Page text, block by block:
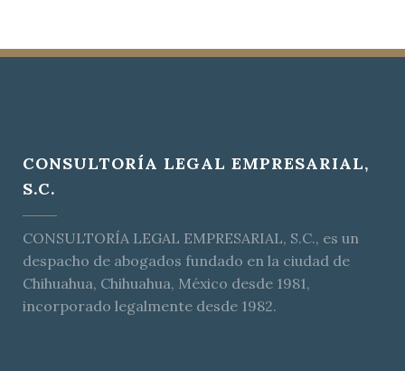
CONSULTORÍA LEGAL EMPRESARIAL,
S.C.
CONSULTORÍA LEGAL EMPRESARIAL, S.C., es un
despacho de abogados fundado en la ciudad de
Chihuahua, Chihuahua, México desde 1981,
incorporado legalmente desde 1982.